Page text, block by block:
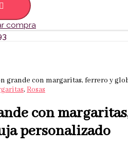
compra
grande con margaritas, ferrero y
, Rosas
con
personalizado